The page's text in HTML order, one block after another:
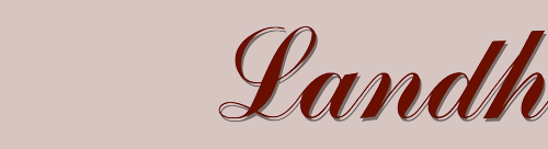
Zum Hauptinhalt springen